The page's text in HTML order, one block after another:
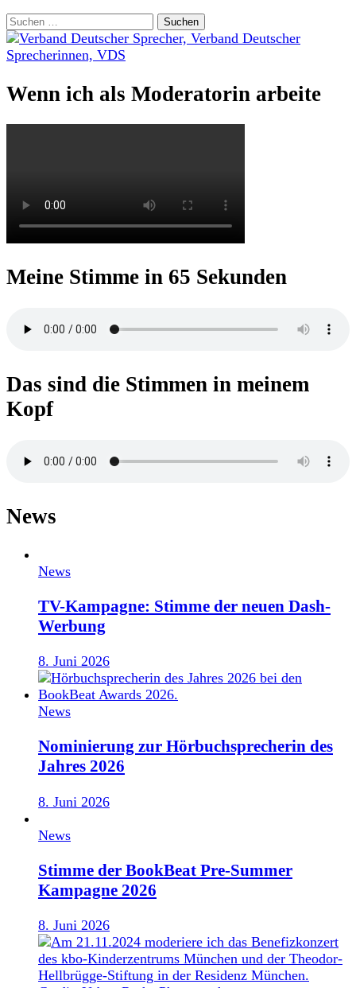
Suchen
nach:
Wenn ich als Moderatorin arbeite
Meine Stimme in 65 Sekunden
Das sind die Stimmen in meinem
Kopf
News
News
TV-Kampagne: Stimme der neuen Dash-
Werbung
8. Juni 2026
News
Nominierung zur Hörbuchsprecherin des
Jahres 2026
8. Juni 2026
News
Stimme der BookBeat Pre-Summer
Kampagne 2026
8. Juni 2026